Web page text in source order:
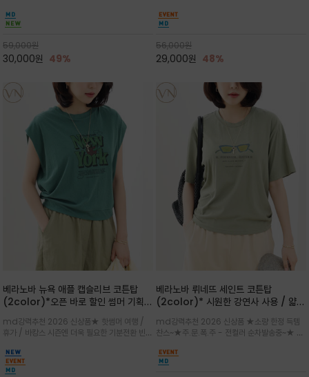
아(Sepia)나 파스텔 톤의 해변 풍경으로 세련
된 뮤트톤 컬러 팔레트로 빈티지한 무드의 선샤
인 프린트가 더해져 담백하면서도 감각
59,000원
30,000원 49%
말(Horse) 드로잉 티셔츠는 여유로운 실루엣과
감각적인 아트워크로 고급스러운 여름 스타일링
을 완성할 수 있습니다
56,000원
29,000원 48%
베라노바 뉴욕 애플 캡슬리브 코튼탑
(2color)*오픈 바로 할인 썸머 기획
★ 한정수량 제작 ★ 강연 코튼으로 빈
티지 프린트로 여름 하의와 모두 잘어울
리는 그래픽
md강력추천 2026 신상품★ 핫썸머 여행 /
휴가 / 바캉스 시즌엔 더욱 필요한 기분전환 빈티
부에 산뜻하게 닿는 프리미엄 /답답함 없는 라운
드 넥라인과 자연스럽게 어깨를 감싸는 캡슬리브
베라노바 뤼네뜨 세인트 코튼탑
(2color)* 시원한 강연사 사용 / 얇고
피부에 잘 달라붙지 않아 통기성이 탁월
md강력추천 2026 신상품 ★소량 한정 득템
찬스~★주.문.폭.주 - 전컬러 순차발송중~★ 감
라인과 여유 있는 스탠다드 핏으로 부담 없이 착
용/과하지 않은 프린트 디테일이 룩에 세련된 위